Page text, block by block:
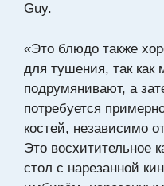
Guy.
«Это блюдо также
для тушения, так как
подрумянивают, а
потребуется
костей, независимо
Это восхитительное
стол с нарезанной